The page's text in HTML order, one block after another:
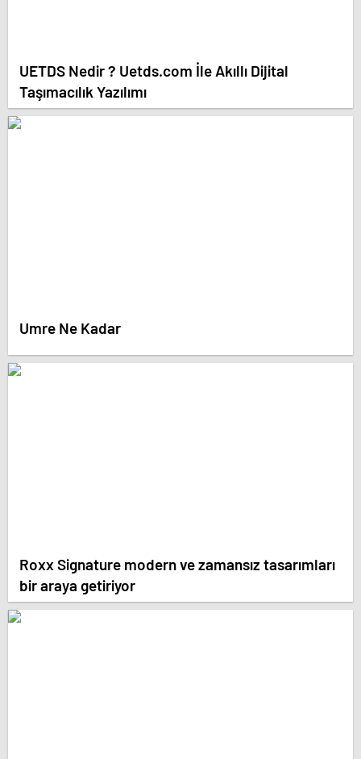
UETDS Nedir ? Uetds.com İle Akıllı Dijital
Taşımacılık Yazılımı
Umre Ne Kadar
Roxx Signature modern ve zamansız tasarımları
bir araya getiriyor